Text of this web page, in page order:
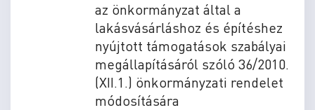
az önkormányzat által a
lakásvásárláshoz és építéshez
nyújtott támogatások szabályai
megállapításáról szóló 36/2010.
(XII.1.) önkormányzati rendelet
módosítására